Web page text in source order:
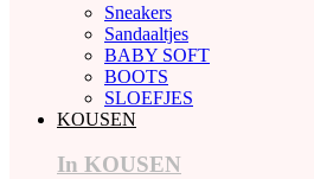
Sneakers
Sandaaltjes
BABY SOFT
BOOTS
SLOEFJES
KOUSEN
In KOUSEN